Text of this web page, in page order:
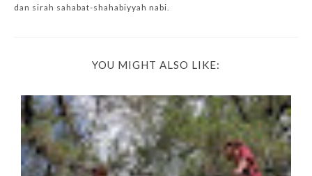
dan sirah sahabat-shahabiyyah nabi.
YOU MIGHT ALSO LIKE: